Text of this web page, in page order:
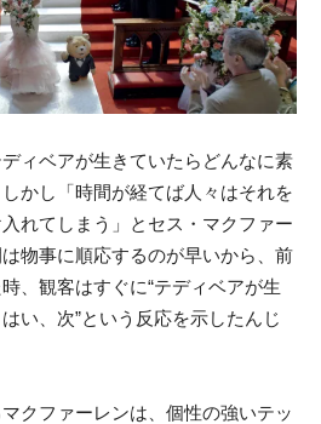
ィベアが生きていたらどんなに素
かし「時間が経てば人々はそれを
れてしまう」とセス・マクファー
物事に順応するのが早いから、前
、観客はすぐに“テディベアが生
い、次”という反応を示したんじ
クファーレンは、個性の強いテッ